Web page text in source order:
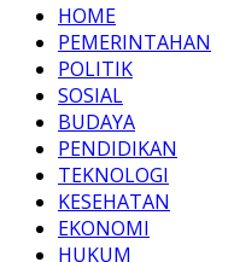
HOME
PEMERINTAHAN
POLITIK
SOSIAL
BUDAYA
PENDIDIKAN
TEKNOLOGI
KESEHATAN
EKONOMI
HUKUM